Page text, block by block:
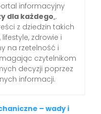
informacyjny
dla każdego„.
z dziedzin takich
zdrowie i
na rzetelność i
czytelnikom
decyzji poprzez
informacji.
– wady i